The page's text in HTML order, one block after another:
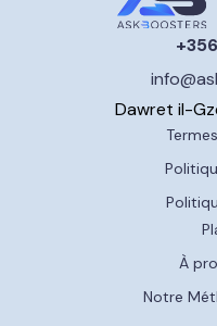
Dawret il-
À
Notre